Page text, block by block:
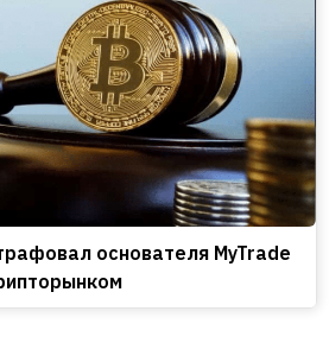
основателя MyTrade